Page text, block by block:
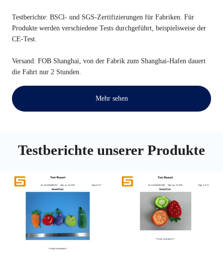
Testberichte: BSCl- und SGS-Zertifizierungen für Fabriken. Für
Produkte werden verschiedene Tests durchgeführt, beispielsweise der
CE-Test.
Versand: FOB Shanghai, von der Fabrik zum Shanghai-Hafen dauert
die Fahrt nur 2 Stunden.
Mehr sehen
Testberichte unserer Produkte